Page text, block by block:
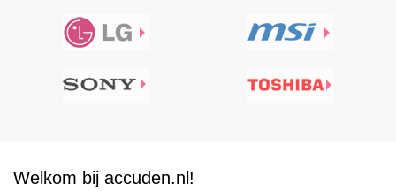
Welkom bij accuden.nl!